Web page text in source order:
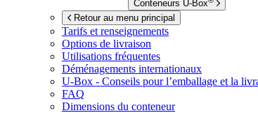
Conteneurs U-Box
Retour au menu principal
Tarifs et renseignements
Options de livraison
Utilisations fréquentes
Déménagements internationaux
U-Box - Conseils pour l’emballage et la
FAQ
Dimensions du conteneur